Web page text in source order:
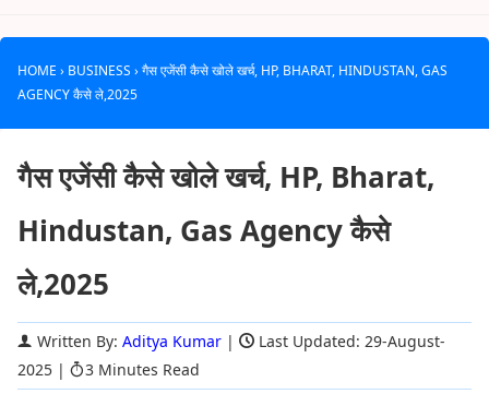
HOME › BUSINESS › गैस एजेंसी कैसे खोले खर्च, HP, BHARAT, HINDUSTAN, GAS
AGENCY कैसे ले,2025
गैस एजेंसी कैसे खोले खर्च, HP, Bharat,
Hindustan, Gas Agency कैसे
ले,2025
Written By: Aditya Kumar |
Last Updated: 29-August-
2025 | 3 Minutes Read